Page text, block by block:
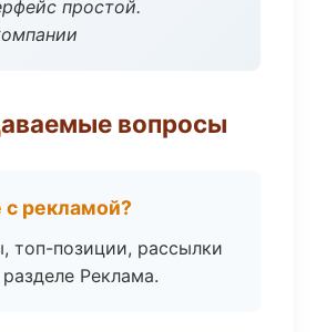
простой.
вопросы
с рекламой?
топ-позиции, рассылки
Реклама.